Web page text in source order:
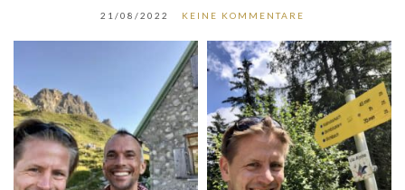
21/08/2022 KEINE KOMMENTARE